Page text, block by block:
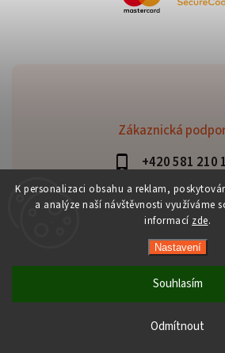
K personalizaci obsahu a reklam,
a analýze naší návštěvnosti využíváme
informací zde.
Nastavení
Odmítnout
Souhlasím
Zákaznická
+420 581 210
Copyright 2026Daniš Davaztechnik.